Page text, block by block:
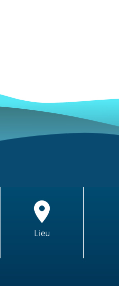
Lieu